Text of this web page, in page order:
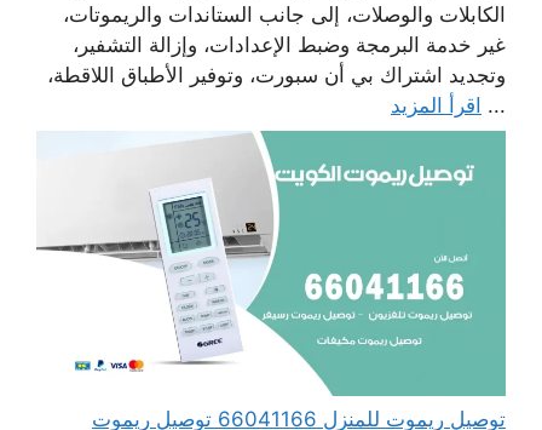
الكابلات والوصلات، إلى جانب الستاندات والريموتات،
غير خدمة البرمجة وضبط الإعدادات، وإزالة التشفير،
وتجديد اشتراك بي أن سبورت، وتوفير الأطباق اللاقطة،
... اقرأ المزيد
توصيل ريموت للمنزل 66041166 توصيل ريموت